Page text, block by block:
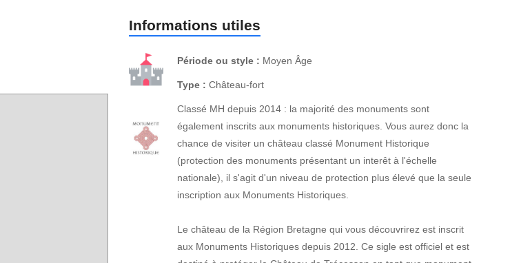
Informations utiles
Période ou style : Moyen Âge
Type : Château-fort
Classé MH depuis 2014 : la majorité des monuments sont
également inscrits aux monuments historiques. Vous aurez donc la
chance de visiter un château classé Monument Historique
(protection des monuments présentant un interêt à l'échelle
nationale), il s'agit d'un niveau de protection plus élevé que la seule
inscription aux Monuments Historiques.
Le château de la Région Bretagne qui vous découvrirez est inscrit
aux Monuments Historiques depuis 2012. Ce sigle est officiel et est